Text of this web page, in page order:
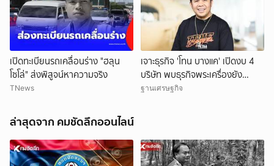
เปิดทะเบียนรถเคลื่อนร่าง "ฮลุน
โซโล่" ส่งพิสูจน์หาความจริง
TNews
เจาะธุรกิจ 'โทน บางแค' เปิดงบ 4
บริษัท พบธุรกิจพระเครื่องยัง
ขาดทุน
ฐานเศรษฐกิจ
ล่าสุดจาก คมชัดลึกออนไลน์